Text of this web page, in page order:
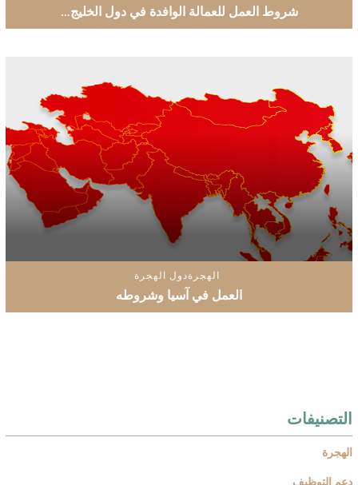
شروط العمل للعمالة الوافدة في دول الخليج…
الهجرةدول الهجرة
العمل في آسيا وشروطه
التصنيفات
الهجرة
دعم التوظيف